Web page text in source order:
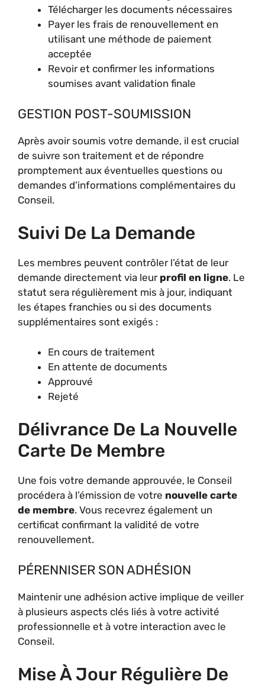
Télécharger les documents nécessaires
Payer les frais de renouvellement en
utilisant une méthode de paiement
acceptée
Revoir et confirmer les informations
soumises avant validation finale
GESTION POST-SOUMISSION
Après avoir soumis votre demande, il est crucial
de suivre son traitement et de répondre
promptement aux éventuelles questions ou
demandes d’informations complémentaires du
Conseil.
Suivi De La Demande
Les membres peuvent contrôler l’état de leur
demande directement via leur profil en ligne. Le
statut sera régulièrement mis à jour, indiquant
les étapes franchies ou si des documents
supplémentaires sont exigés :
En cours de traitement
En attente de documents
Approuvé
Rejeté
Délivrance De La Nouvelle
Carte De Membre
Une fois votre demande approuvée, le Conseil
procédera à l’émission de votre nouvelle carte
de membre. Vous recevrez également un
certificat confirmant la validité de votre
renouvellement.
PÉRENNISER SON ADHÉSION
Maintenir une adhésion active implique de veiller
à plusieurs aspects clés liés à votre activité
professionnelle et à votre interaction avec le
Conseil.
Mise À Jour Régulière De